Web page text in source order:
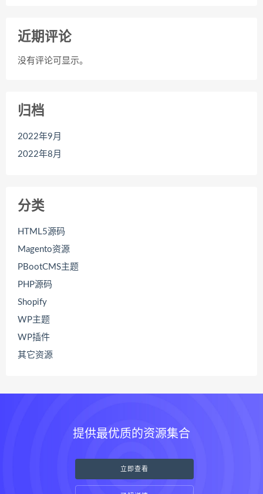
近期评论
没有评论可显示。
归档
2022年9月
2022年8月
分类
HTML5源码
Magento资源
PBootCMS主题
PHP源码
Shopify
WP主题
WP插件
其它资源
提供最优质的资源集合
立即查看